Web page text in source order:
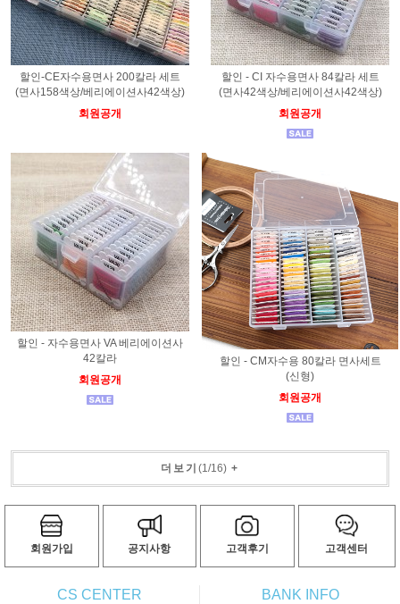
할인-CE자수용면사 200칼라 세트
(면사158색상/베리에이션사42색상)
회원공개
할인 - CI 자수용면사 84칼라 세트
(면사42색상/베리에이션사42색상)
회원공개
할인 - 자수용면사 VA 베리에이션사
42칼라
회원공개
할인 - CM자수용 80칼라 면사세트
(신형)
회원공개
더보기 (1/16) +
회원가입 공지사항 고객후기 고객센터
CS CENTER BANK INFO